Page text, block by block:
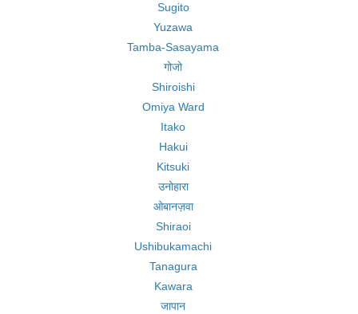
Sugito
Yuzawa
Tamba-Sasayama
गोजो
Shiroishi
Omiya Ward
Itako
Hakui
Kitsuki
उनोहारा
ओबानज़वा
Shiraoi
Ushibukamachi
Tanagura
Kawara
जापान